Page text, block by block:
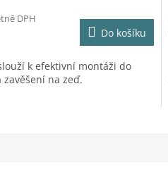
DPH
Do košíku
k efektivní montáži do
zavěšení na zeď.